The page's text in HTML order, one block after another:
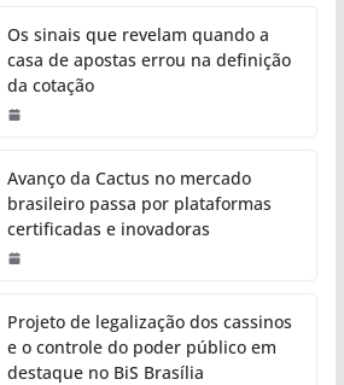
Os sinais que revelam quando a
casa de apostas errou na definição
da cotação
Avanço da Cactus no mercado
brasileiro passa por plataformas
certificadas e inovadoras
Projeto de legalização dos cassinos
e o controle do poder público em
destaque no BiS Brasília